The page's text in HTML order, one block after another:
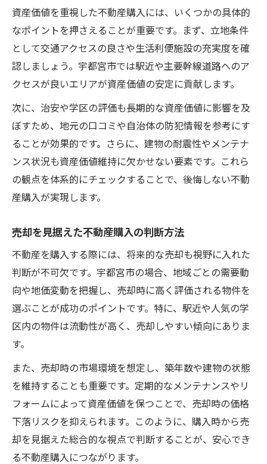
資産価値を重視した不動産購入には、いくつかの具体的
なポイントを押さえることが重要です。まず、立地条件
として交通アクセスの良さや生活利便施設の充実度を確
認しましょう。宇都宮市では駅近や主要幹線道路へのア
クセスが良いエリアが資産価値の安定に貢献します。
次に、治安や学区の評価も長期的な資産価値に影響を及
ぼすため、地元の口コミや自治体の防犯情報を参考にす
ることが効果的です。さらに、建物の耐震性やメンテナ
ンス状況も資産価値維持に欠かせない要素です。これら
の観点を体系的にチェックすることで、後悔しない不動
産購入が実現します。
売却を見据えた不動産購入の判断方法
不動産を購入する際には、将来的な売却も視野に入れた
判断が不可欠です。宇都宮市の場合、地域ごとの需要動
向や地価変動を把握し、売却時に高く評価される物件を
選ぶことが成功のポイントです。特に、駅近や人気の学
区内の物件は流動性が高く、売却しやすい傾向にありま
す。
また、売却時の市場環境を想定し、築年数や建物の状態
を維持することも重要です。定期的なメンテナンスやリ
フォームによって資産価値を保つことで、売却時の価格
下落リスクを抑えられます。このように、購入時から売
却を見据えた総合的な視点で判断することが、安心でき
る不動産購入につながります。